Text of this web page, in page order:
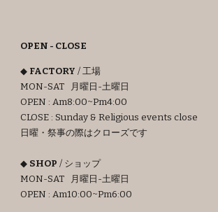
OPEN - CLOSE
◆ FACTORY / 工場
MON-SAT 月曜日-土曜日
OPEN : Am8:00~Pm4:00
CLOSE : Sunday & Religious events close
日曜・祭事の際はクローズです
◆ SHOP / ショップ
MON-SAT 月曜日-土曜日
OPEN : Am10:00~Pm6:00